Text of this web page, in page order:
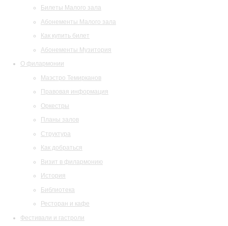
Билеты Малого зала
Абонементы Малого зала
Как купить билет
Абонементы Музитория
О филармонии
Маэстро Темирканов
Правовая информация
Оркестры
Планы залов
Структура
Как добраться
Визит в филармонию
История
Библиотека
Ресторан и кафе
Фестивали и гастроли